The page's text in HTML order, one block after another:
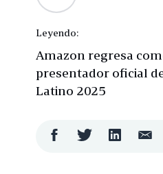
Leyendo:
Amazon regresa
presentador oficial
Latino 2025
CompartirCompartir